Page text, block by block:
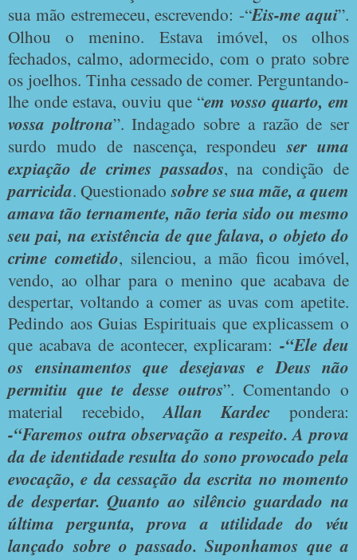
sua mão estremeceu, escrevendo: -“Eis-me aqui”.
Olhou o menino. Estava imóvel, os olhos
fechados, calmo, adormecido, com o prato sobre
os joelhos. Tinha cessado de comer. Perguntando-
lhe onde estava, ouviu que “em vosso quarto, em
vossa poltrona”. Indagado sobre a razão de ser
surdo mudo de nascença, respondeuser uma
expiação de crimes passados, na condição de
parricida. Questionadosobre se sua mãe, a quem
amava tão ternamente, não teria sido ou mesmo
seu pai, na existência de que falava, o objeto do
crime cometido, silenciou, a mão ficou imóvel,
vendo, ao olhar para o menino que acabava de
despertar, voltando a comer as uvas com apetite.
Pedindo aos Guias Espirituais que explicassem o
que acabava de acontecer, explicaram: -“Ele deu
os ensinamentos que desejavas e Deus não
permitiu que te desse outros”. Comentando o
material recebido, Allan Kardec pondera:
-“Faremos outra observação a respeito. A prova
da de identidade resulta do sono provocado pela
evocação, e da cessação da escrita no momento
de despertar. Quanto ao silêncio guardado na
última pergunta, prova a utilidade do véu
lançado sobre o passado. Suponhamos que a